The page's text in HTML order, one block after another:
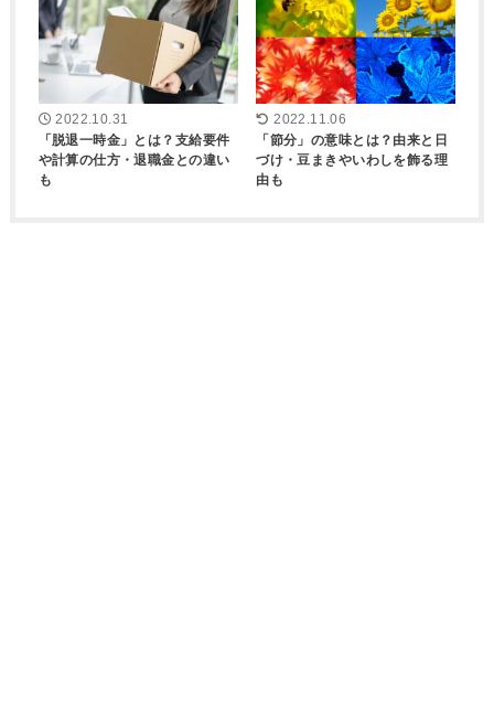
2022.10.31
「脱退一時金」とは？支給要件
や計算の仕方・退職金との違い
も
2022.11.06
「節分」の意味とは？由来と日
づけ・豆まきやいわしを飾る理
由も